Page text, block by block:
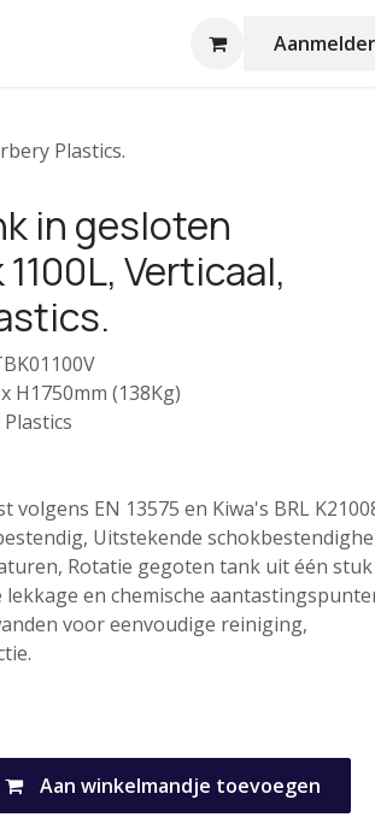
Plastics.
in gesloten
Verticaal,
H1750mm (138Kg)
volgens EN 13575 en Kiwa's BRL
Uitstekende
Rotatie gegoten tank uit één stuk
en chemische
voor eenvoudige reiniging,
Aan winkelmandje toevoegen